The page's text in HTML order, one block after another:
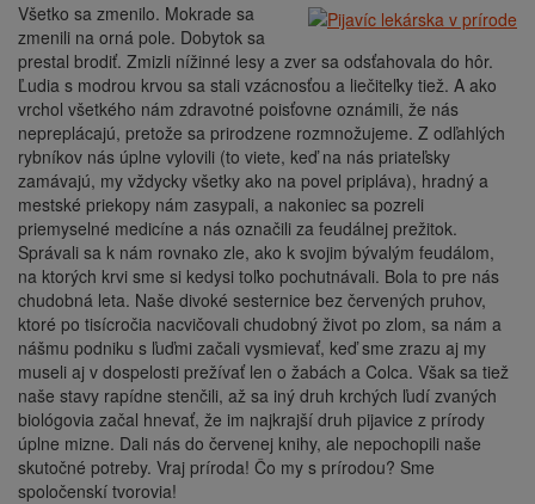
Všetko sa zmenilo. Mokrade sa
zmenili na orná pole. Dobytok sa
prestal brodiť. Zmizli nížinné lesy a zver sa odsťahovala do hôr.
Ľudia s modrou krvou sa stali vzácnosťou a liečiteľky tiež. A ako
vrchol všetkého nám zdravotné poisťovne oznámili, že nás
nepreplácajú, pretože sa prirodzene rozmnožujeme. Z odľahlých
rybníkov nás úplne vylovili (to viete, keď na nás priateľsky
zamávajú, my vždycky všetky ako na povel pripláva), hradný a
mestské priekopy nám zasypali, a nakoniec sa pozreli
priemyselné medicíne a nás označili za feudálnej prežitok.
Správali sa k nám rovnako zle, ako k svojim bývalým feudálom,
na ktorých krvi sme si kedysi toľko pochutnávali. Bola to pre nás
chudobná leta. Naše divoké sesternice bez červených pruhov,
ktoré po tisícročia nacvičovali chudobný život po zlom, sa nám a
nášmu podniku s ľuďmi začali vysmievať, keď sme zrazu aj my
museli aj v dospelosti prežívať len o žabách a Colca. Však sa tiež
naše stavy rapídne stenčili, až sa iný druh krchých ľudí zvaných
biológovia začal hnevať, že im najkrajší druh pijavice z prírody
úplne mizne. Dali nás do červenej knihy, ale nepochopili naše
skutočné potreby. Vraj príroda! Čo my s prírodou? Sme
spoločenskí tvorovia!